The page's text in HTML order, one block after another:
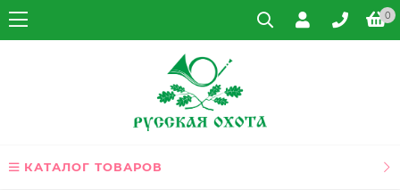
0
КАТАЛОГ ТОВАРОВ